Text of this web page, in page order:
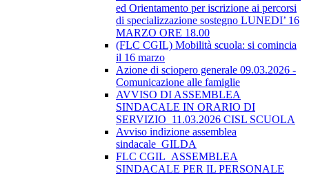
ed Orientamento per iscrizione ai percorsi
di specializzazione sostegno LUNEDI’ 16
MARZO ORE 18.00
(FLC CGIL) Mobilità scuola: si comincia
il 16 marzo
Azione di sciopero generale 09.03.2026 -
Comunicazione alle famiglie
AVVISO DI ASSEMBLEA
SINDACALE IN ORARIO DI
SERVIZIO_11.03.2026 CISL SCUOLA
Avviso indizione assemblea
sindacale_GILDA
FLC CGIL_ASSEMBLEA
SINDACALE PER IL PERSONALE